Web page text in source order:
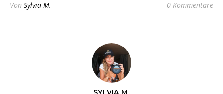
Von Sylvia M. 0 Kommentare
SYLVIA M.